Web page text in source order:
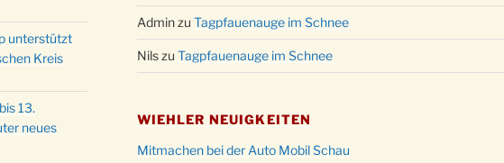
unterstützt
Kreis
13.
neues
Adminzu Tagpfauenauge im Schnee
Nilszu Tagpfauenauge im Schnee
WIEHLER NEUIGKEITEN
Mitmachen bei der Auto Mobil Schau